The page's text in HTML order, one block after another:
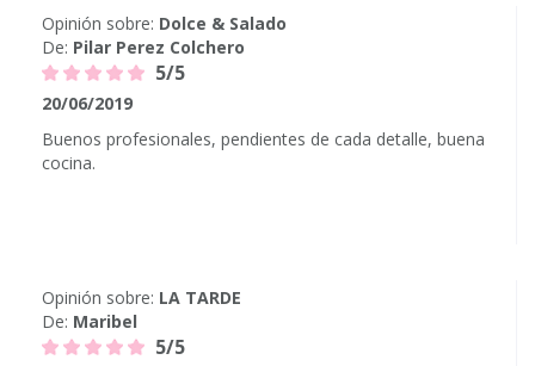
Opinión sobre: Dolce & Salado
De: Pilar Perez Colchero
5/5
20/06/2019
Buenos profesionales, pendientes de cada detalle, buena
cocina.
Opinión sobre: LA TARDE
De: Maribel
5/5